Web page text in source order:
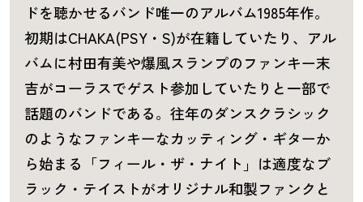
ドを聴かせるバンド唯一のアルバム1985年作。
初期はCHAKA(PSY・S)が在籍していたり、アル
バムに村田有美や爆風スランプのファンキー末
吉がコーラスでゲスト参加していたりと一部で
話題のバンドである。往年のダンスクラシック
のようなファンキーなカッティング・ギターか
ら始まる「フィール・ザ・ナイト」は適度なブ
ラック・テイストがオリジナル和製ファンクと